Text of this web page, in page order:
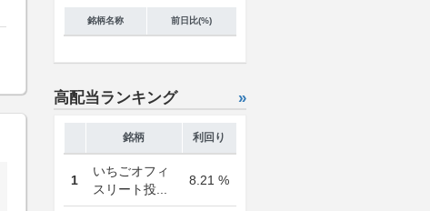
銘柄名称 前日比(%)
高配当ランキング »
銘柄 利回り
1
いちごオフィ
スリート投...
8.21 %